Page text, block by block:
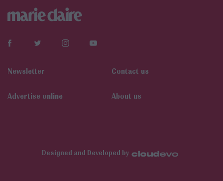
Newsletter Contact us
Αdvertise online About us
Designed and Developed by